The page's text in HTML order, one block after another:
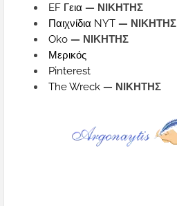
EF Γεια — ΝΙΚΗΤΗΣ
Παιχνίδια NYT — ΝΙΚΗΤΗΣ
Oko — ΝΙΚΗΤΗΣ
Μερικός
Pinterest
The Wreck — ΝΙΚΗΤΗΣ